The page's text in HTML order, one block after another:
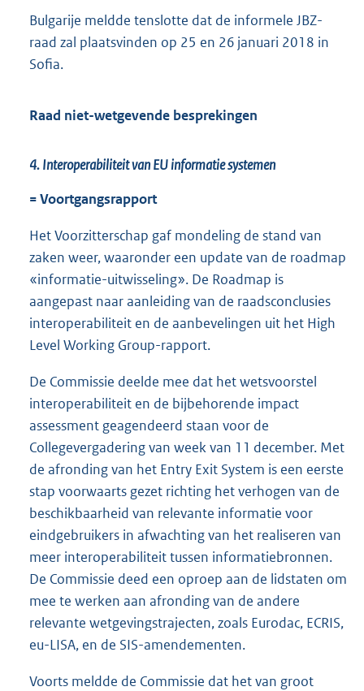
Bulgarije meldde tenslotte dat de informele JBZ-
raad zal plaatsvinden op 25 en 26 januari 2018 in
Sofia.
Raad niet-wetgevende besprekingen
4. Interoperabiliteit van EU informatie systemen
= Voortgangsrapport
Het Voorzitterschap gaf mondeling de stand van
zaken weer, waaronder een update van de roadmap
«informatie-uitwisseling». De Roadmap is
aangepast naar aanleiding van de raadsconclusies
interoperabiliteit en de aanbevelingen uit het High
Level Working Group-rapport.
De Commissie deelde mee dat het wetsvoorstel
interoperabiliteit en de bijbehorende impact
assessment geagendeerd staan voor de
Collegevergadering van week van 11 december. Met
de afronding van het Entry Exit System is een eerste
stap voorwaarts gezet richting het verhogen van de
beschikbaarheid van relevante informatie voor
eindgebruikers in afwachting van het realiseren van
meer interoperabiliteit tussen informatiebronnen.
De Commissie deed een oproep aan de lidstaten om
mee te werken aan afronding van de andere
relevante wetgevingstrajecten, zoals Eurodac, ECRIS,
eu-LISA, en de SIS-amendementen.
Voorts meldde de Commissie dat het van groot